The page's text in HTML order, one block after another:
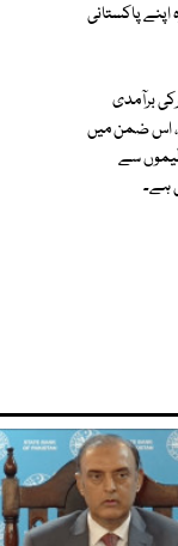
پاکستانی
برآمدی
اس ضمن میں
سے